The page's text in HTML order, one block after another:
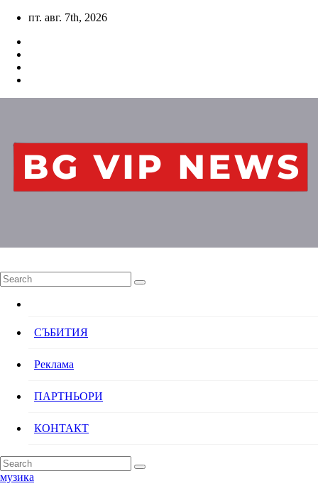
Skip
content
пт. авг. 7th, 2026
СЪБИТИЯ
Реклама
ПАРТНЬОРИ
КОНТАКТ
музика